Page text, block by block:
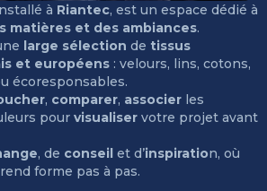
à Riantec, est un espace dédié à
matières et des ambiances.
large sélection de tissus
et européens : velours, lins, cotons,
écoresponsables.
, comparer, associer les
pour visualiser votre projet avant
, de conseil et d’inspiration, où
forme pas à pas.